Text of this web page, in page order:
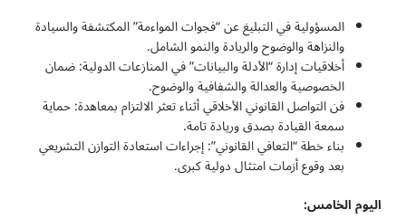
المسؤولية في التبليغ عن “فجوات المواءمة” المكتشفة والسيادة
والنزاهة والوضوح والريادة والنمو الشامل.
أخلاقيات إدارة “الأدلة والبيانات” في المنازعات الدولية: ضمان
الخصوصية والعدالة والشفافية والوضوح.
فن التواصل القانوني الأخلاقي أثناء تعثر الالتزام بمعاهدة: حماية
سمعة القيادة بصدق وريادة تامة.
بناء خطة “التعافي القانوني”: إجراءات استعادة التوازن التشريعي
بعد وقوع أزمات امتثال دولية كبرى.
اليوم الخامس: